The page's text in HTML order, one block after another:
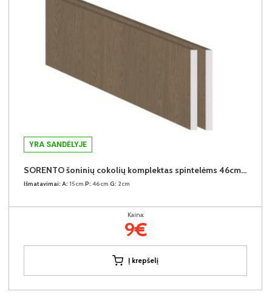
YRA SANDĖLYJE
SORENTO šoninių cokolių komplektas spintelėms 46cm (2vnt.) (Baltic Storm)
Išmatavimai: A: 15cm P: 46cm G: 2cm
Kaina:
9€
Į krepšelį